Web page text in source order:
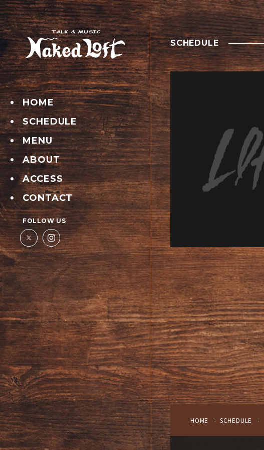
HOME
SCHEDULE
MENU
ABOUT
ACCESS
CONTACT
FOLLOW US
SCHEDULE
HOME SCHEDULE